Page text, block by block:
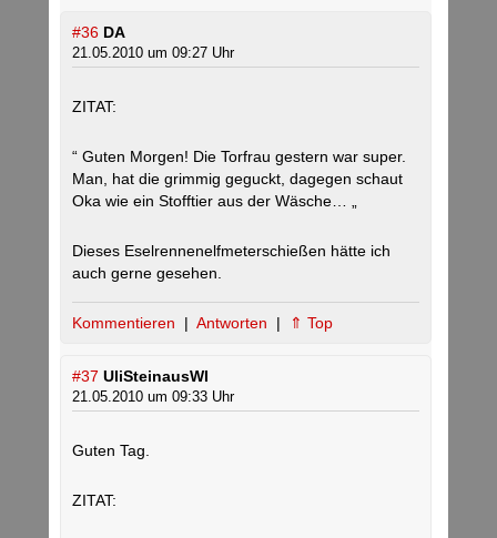
#36 DA
21.05.2010 um 09:27 Uhr
ZITAT:
“ Guten Morgen! Die Torfrau gestern war super.
Man, hat die grimmig geguckt, dagegen schaut
Oka wie ein Stofftier aus der Wäsche… „
Dieses Eselrennenelfmeterschießen hätte ich
auch gerne gesehen.
Kommentieren | Antworten | ⇑ Top
#37 UliSteinausWI
21.05.2010 um 09:33 Uhr
Guten Tag.
ZITAT: